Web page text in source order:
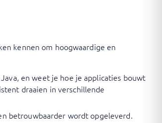
kennen om hoogwaardige en
en weet je hoe je applicaties bouwt
draaien in verschillende
betrouwbaarder wordt opgeleverd.